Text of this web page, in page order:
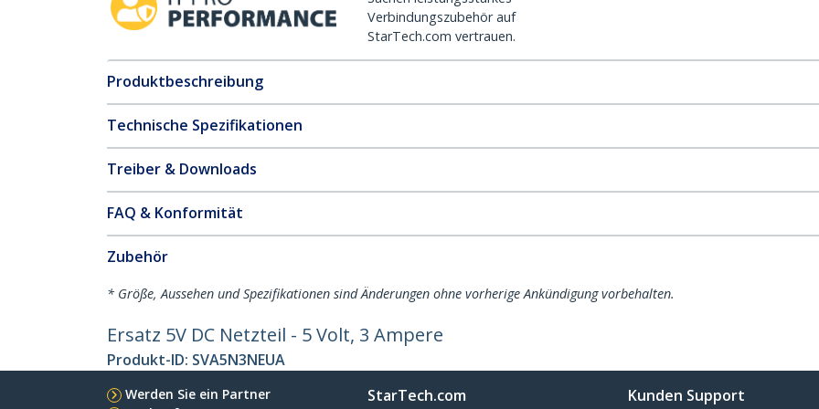
Verbindungszubehör auf
StarTech.com vertrauen.
Produktbeschreibung
Technische Spezifikationen
Treiber & Downloads
FAQ & Konformität
Zubehör
* Größe, Aussehen und Spezifikationen sind Änderungen ohne vorherige Ankündigung vorbehalten.
Ersatz 5V DC Netzteil - 5 Volt, 3 Ampere
Produkt-ID: SVA5N3NEUA
Werden Sie ein Partner
StarTech.com Kunden Support